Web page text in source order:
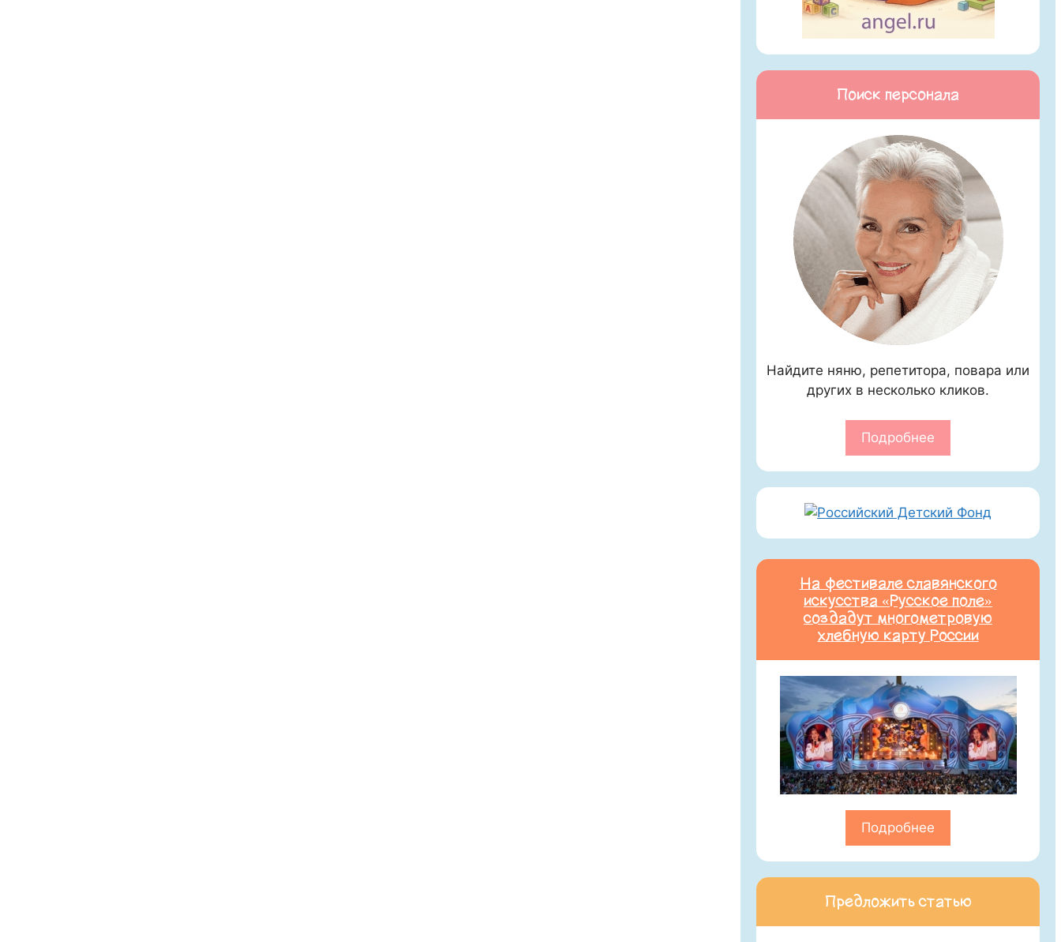
Поиск персонала
Найдите няню, репетитора, повара или
других в несколько кликов.
Подробнее
На фестивале славянского
искусства «Русское поле»
создадут многометровую
хлебную карту России
Подробнее
Предложить статью